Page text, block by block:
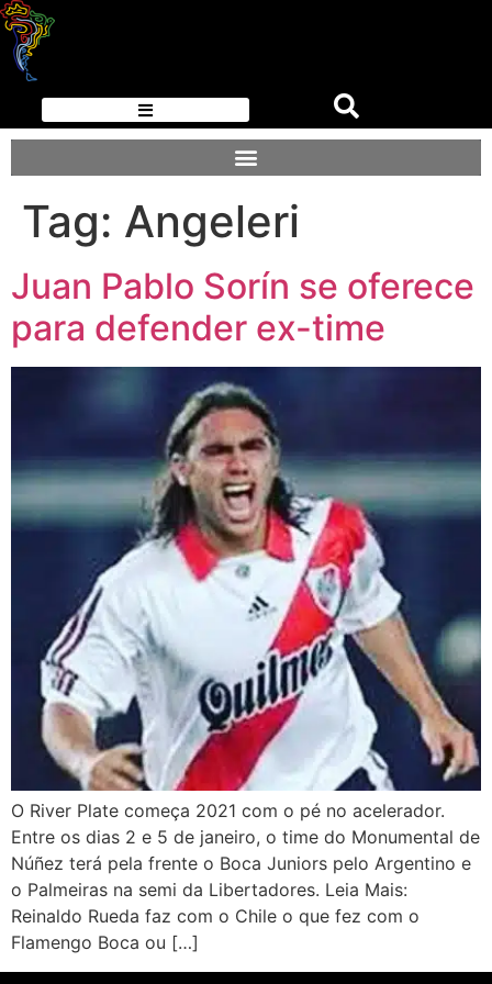
Tag: Angeleri
Juan Pablo Sorín se oferece
para defender ex-time
O River Plate começa 2021 com o pé no acelerador.
Entre os dias 2 e 5 de janeiro, o time do Monumental de
Núñez terá pela frente o Boca Juniors pelo Argentino e
o Palmeiras na semi da Libertadores. Leia Mais:
Reinaldo Rueda faz com o Chile o que fez com o
Flamengo Boca ou […]